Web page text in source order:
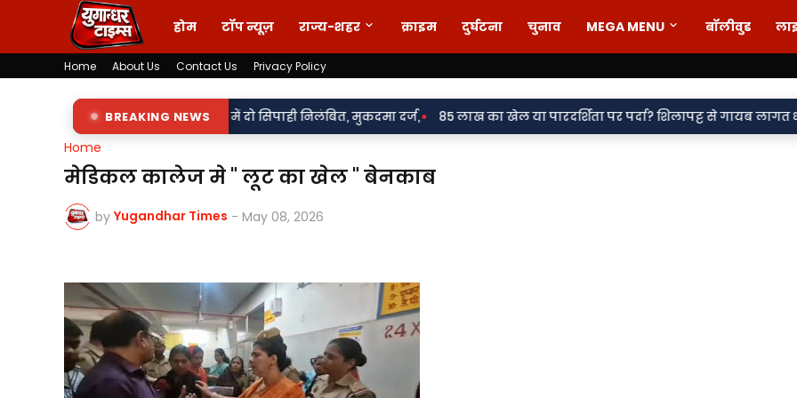
होम टॉप न्यूज़ राज्य-शहर क्राइम दुर्घटना चुनाव MEGA MENU बॉलीवुड
Home About Us Contact Us Privacy Policy
BREAKING NEWS
के आरोप में दो सिपाही निलंबित, मुकदमा दर्ज,• 85 लाख का खेल या पारदर्शिता पर पर्दा? शिलापट्ट से गायब लागत धनराशि, सवालों के
Home
मेडिकल कालेज मे " लूट का खेल " बेनकाब
by Yugandhar Times - May 08, 2026